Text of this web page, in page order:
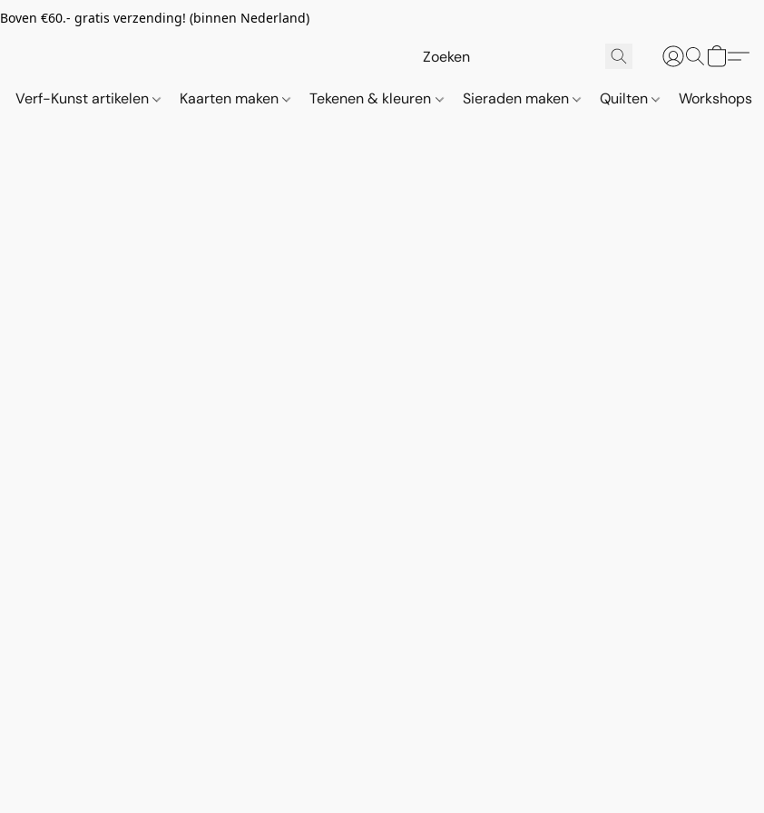
Boven €60.- gratis verzending! (binnen Nederland)
Verf-Kunst artikelen Kaarten maken Tekenen & kleuren Sieraden maken Quilten Workshops